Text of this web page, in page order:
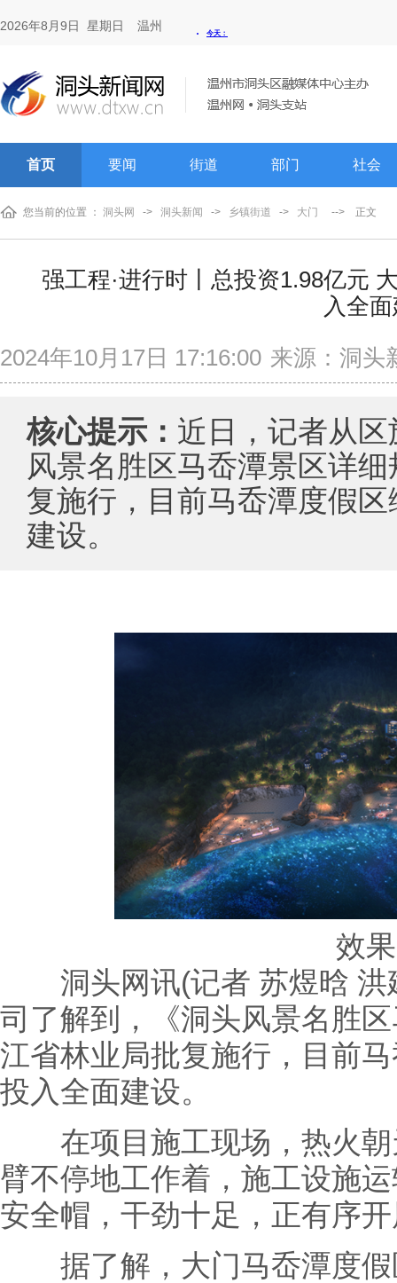
2026年8月9日 星期日 温州
首页 要闻 街道 部门 社会
您当前的位置 ： 洞头网 -> 洞头新闻 -> 乡镇街道 -> 大门 --> 正文
强工程·进行时丨总投资1.98亿元
入全
2024年10月17日 17:16:00 来源：洞头
核心提示： 近日，记者从
风景名胜区马岙潭景区详
复施行，目前马岙潭度假
建设。
效
洞头网讯(记者 苏煜晗 洪
司了解到，《洞头风景名胜
江省林业局批复施行，目前
投入全面建设。
在项目施工现场，热火朝
臂不停地工作着，施工设施
安全帽，干劲十足，正有序
据了解，大门马岙潭度假